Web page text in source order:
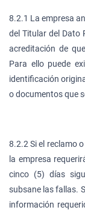
8.2.1 La empresa
del Titular del Dato
acreditación de
Para ello puede
identificación
o documentos que
8.2.2 Si el reclamo
la empresa
cinco (5) días
subsane las fallas.
información